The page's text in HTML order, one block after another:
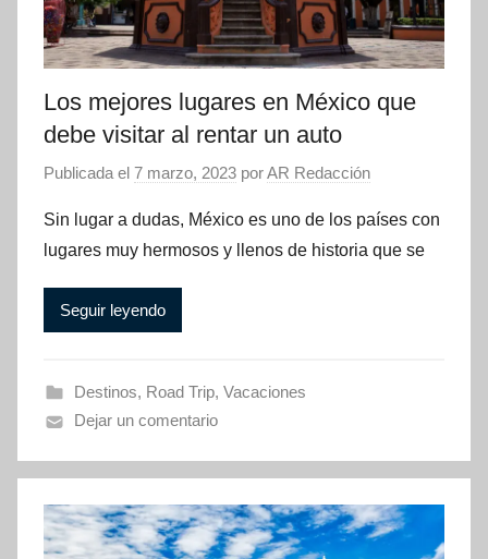
Los mejores lugares en México que
debe visitar al rentar un auto
Publicada el 7 marzo, 2023 porAR Redacción
Sin lugar a dudas, México es uno de los países con
lugares muy hermosos y llenos de historia que se
Seguir leyendo
Destinos, Road Trip, Vacaciones
Dejar un comentario